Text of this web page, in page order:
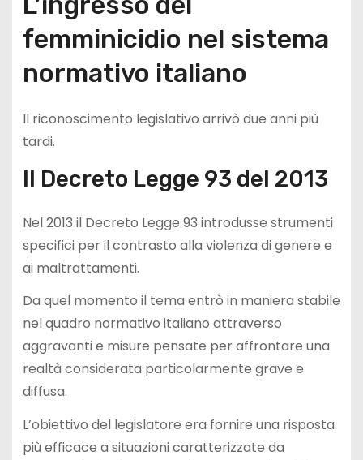
femminicidio nel sistema
normativo italiano
Il riconoscimento legislativo arrivò due anni più
tardi.
Il Decreto Legge 93 del 2013
Nel 2013 il Decreto Legge 93 introdusse strumenti
specifici per il contrasto alla violenza di genere e
ai maltrattamenti.
Da quel momento il tema entrò in maniera stabile
nel quadro normativo italiano attraverso
aggravanti e misure pensate per affrontare una
realtà considerata particolarmente grave e
diffusa.
L’obiettivo del legislatore era fornire una risposta
più efficace a situazioni caratterizzate da